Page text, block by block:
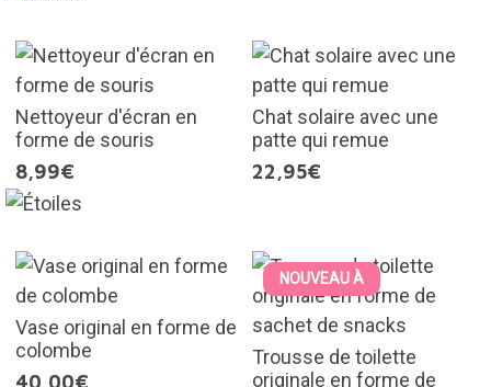
Nettoyeur d'écran en
forme de souris
8,99€
Chat solaire avec une
patte qui remue
22,95€
Vase original en forme de
colombe
40,00€
NOUVEAU À
Trousse de toilette
originale en forme de